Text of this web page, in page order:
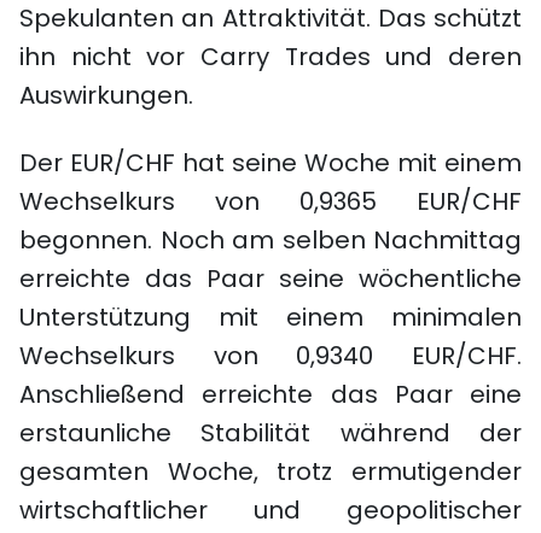
Spekulanten an Attraktivität. Das schützt
ihn nicht vor Carry Trades und deren
Auswirkungen.
Der EUR/CHF hat seine Woche mit einem
Wechselkurs von 0,9365 EUR/CHF
begonnen. Noch am selben Nachmittag
erreichte das Paar seine wöchentliche
Unterstützung mit einem minimalen
Wechselkurs von 0,9340 EUR/CHF.
Anschließend erreichte das Paar eine
erstaunliche Stabilität während der
gesamten Woche, trotz ermutigender
wirtschaftlicher und geopolitischer